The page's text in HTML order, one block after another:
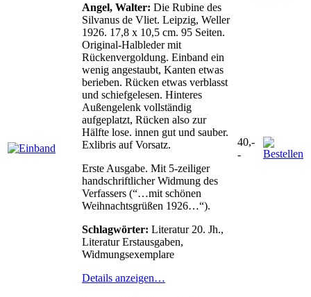
Angel, Walter: Die Rubine des
Silvanus de Vliet. Leipzig, Weller
1926. 17,8 x 10,5 cm. 95 Seiten.
Original-Halbleder mit
Rückenvergoldung. Einband ein
wenig angestaubt, Kanten etwas
berieben. Rücken etwas verblasst
und schiefgelesen. Hinteres
Außengelenk vollständig
aufgeplatzt, Rücken also zur
Hälfte lose. innen gut und sauber.
Exlibris auf Vorsatz.
Erste Ausgabe. Mit 5-zeiliger
handschriftlicher Widmung des
Verfassers (“…mit schönen
Weihnachtsgrüßen 1926…“).
Schlagwörter: Literatur 20. Jh.,
Literatur Erstausgaben,
Widmungsexemplare
Details anzeigen…
40,-
-